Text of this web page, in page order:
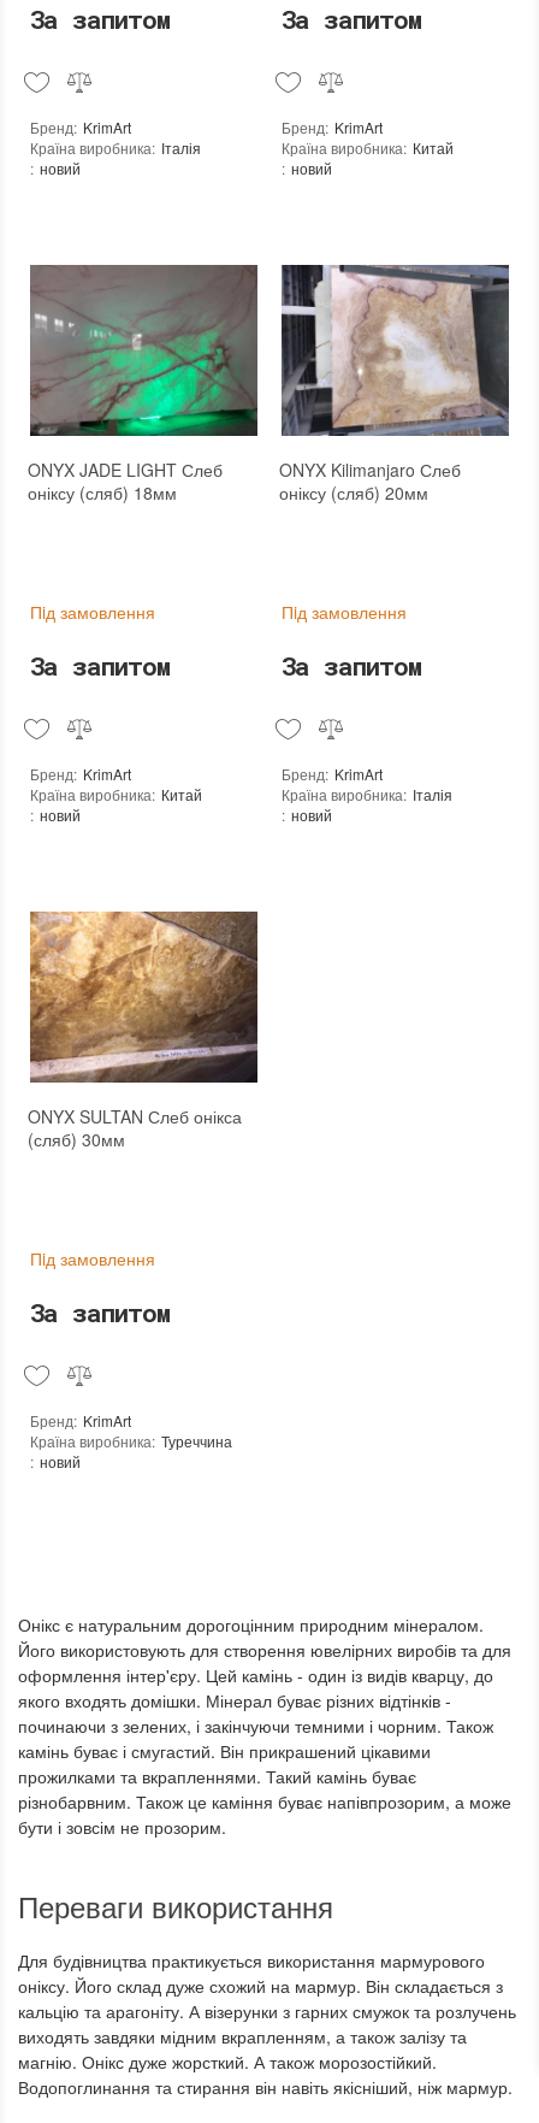
За запитом
Бренд: KrimArt
Країна виробника: Італія
: новий
За запитом
Бренд: KrimArt
Країна виробника: Китай
: новий
ONYX JADE LIGHT Слеб
оніксу (сляб) 18мм
Пiд замовлення
За запитом
Бренд: KrimArt
Країна виробника: Китай
: новий
ONYX Kilimanjaro Слеб
оніксу (сляб) 20мм
Пiд замовлення
За запитом
Бренд: KrimArt
Країна виробника: Італія
: новий
ONYX SULTAN Слеб онікса
(сляб) 30мм
Пiд замовлення
За запитом
Бренд: KrimArt
Країна виробника: Туреччина
: новий
Онікс є натуральним дорогоцінним природним мінералом.
Його використовують для створення ювелірних виробів та для
оформлення інтер'єру. Цей камінь - один із видів кварцу, до
якого входять домішки. Мінерал буває різних відтінків -
починаючи з зелених, і закінчуючи темними і чорним. Також
камінь буває і смугастий. Він прикрашений цікавими
прожилками та вкрапленнями. Такий камінь буває
різнобарвним. Також це каміння буває напівпрозорим, а може
бути і зовсім не прозорим.
Переваги використання
Для будівництва практикується використання мармурового
оніксу. Його склад дуже схожий на мармур. Він складається з
кальцію та арагоніту. А візерунки з гарних смужок та розлучень
виходять завдяки мідним вкрапленням, а також залізу та
магнію. Онікс дуже жорсткий. А також морозостійкий.
Водопоглинання та стирання він навіть якісніший, ніж мармур.